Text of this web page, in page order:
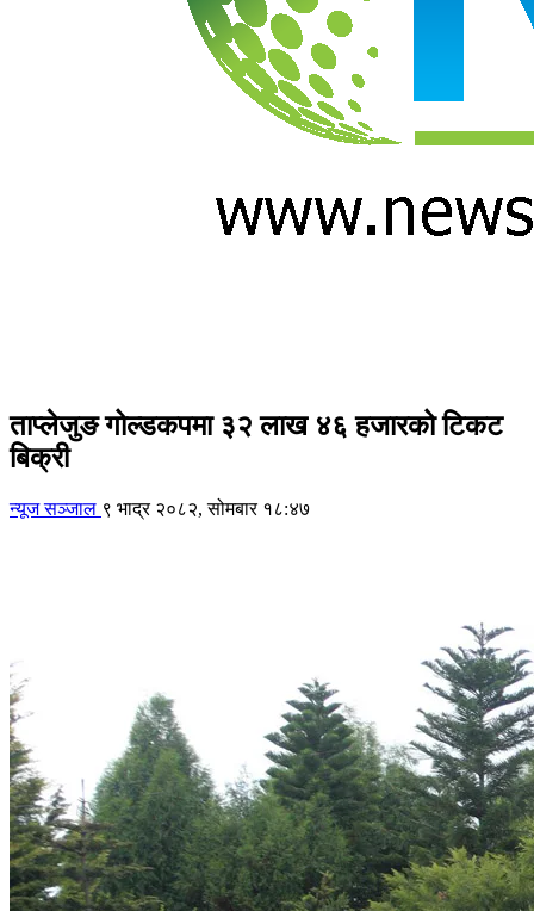
ताप्लेजुङ गोल्डकपमा ३२ लाख ४६ हजारको टिकट
बिक्री
न्यूज सञ्जाल ९ भाद्र २०८२, सोमबार १८:४७